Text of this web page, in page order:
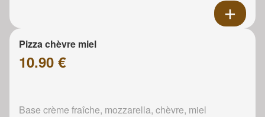
Pizza chèvre miel
10.90 €
Base crème fraîche, mozzarella, chèvre, miel